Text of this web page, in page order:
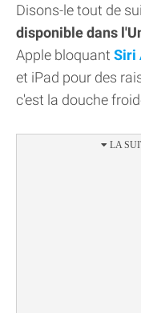
Disons-le tout de
disponible dans
Apple bloquant Siri
et iPad pour des
c'est la douche